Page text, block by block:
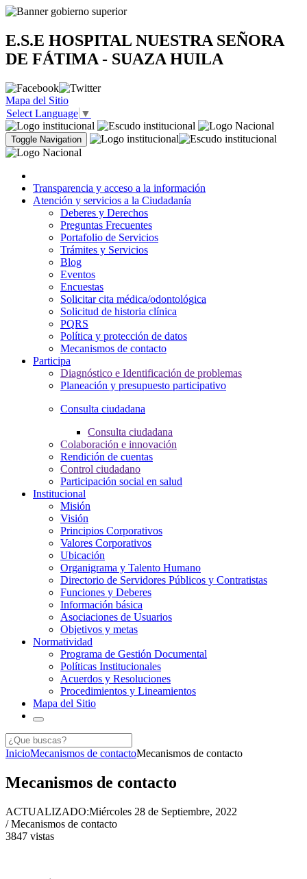
E.S.E HOSPITAL NUESTRA SEÑORA
DE FÁTIMA - SUAZA HUILA
Mapa del Sitio
Select Language ▼
Toggle Navigation
Transparencia y acceso a la información
Atención y servicios a la Ciudadanía
Deberes y Derechos
Preguntas Frecuentes
Portafolio de Servicios
Trámites y Servicios
Blog
Eventos
Encuestas
Solicitar cita médica/odontológica
Solicitud de historia clínica
PQRS
Política y protección de datos
Mecanismos de contacto
Participa
Diagnóstico e Identificación de problemas
Planeación y presupuesto participativo
Consulta ciudadana
Consulta ciudadana
Colaboración e innovación
Rendición de cuentas
Control ciudadano
Participación social en salud
Institucional
Misión
Visión
Principios Corporativos
Valores Corporativos
Ubicación
Organigrama y Talento Humano
Directorio de Servidores Públicos y Contratistas
Funciones y Deberes
Información básica
Asociaciones de Usuarios
Objetivos y metas
Normatividad
Programa de Gestión Documental
Políticas Institucionales
Acuerdos y Resoluciones
Procedimientos y Lineamientos
Mapa del Sitio
InicioMecanismos de contactoMecanismos de contacto
Mecanismos de contacto
ACTUALIZADO:Miércoles 28 de Septiembre, 2022
/ Mecanismos de contacto
3847 vistas